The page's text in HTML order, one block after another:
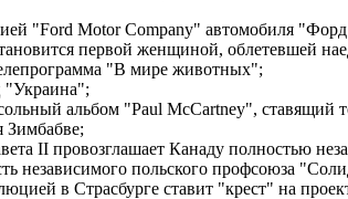
"Ford Motor Company" автомобиля
первой женщиной, облетевшей
"В мире животных";
"Украина";
альбом "Paul McCartney", ставящий
Зимбабве;
II провозглашает Канаду полностью
независимого польского профсоюза
в Страсбурге ставит "крест" на